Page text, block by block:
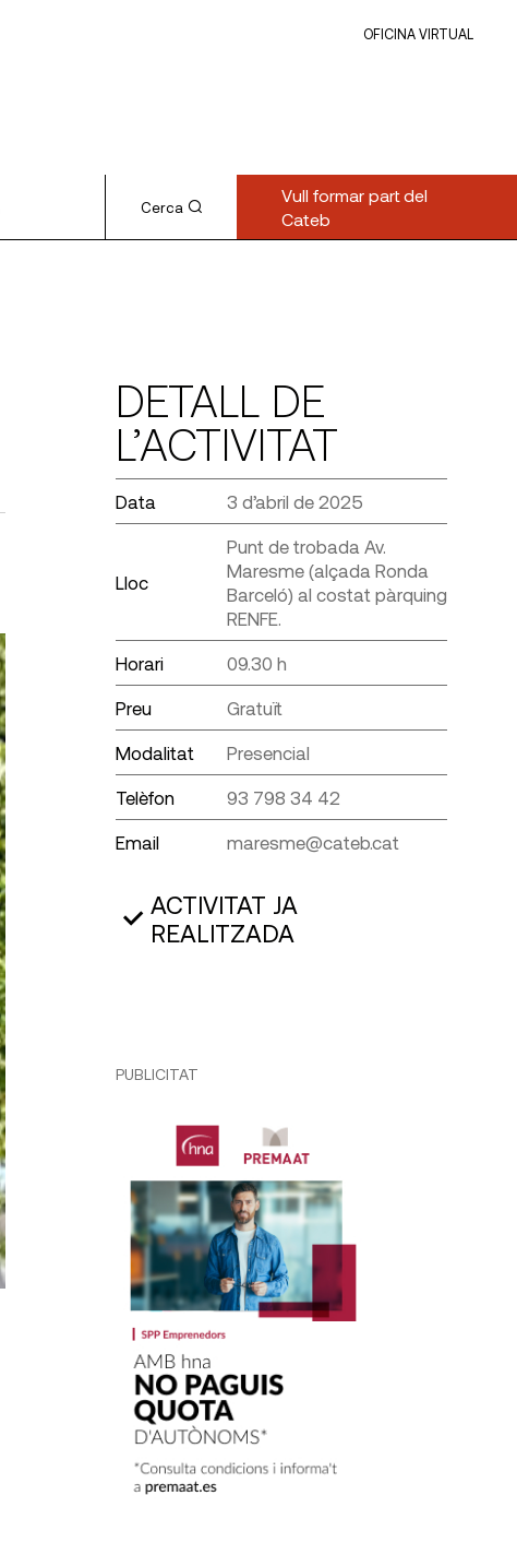
OFICINA VIRTUAL
Cerca
Vull formar part del
Cateb
DETALL DE
L’ACTIVITAT
Data 3 d’abril de 2025
Lloc
Punt de trobada Av.
Maresme (alçada Ronda
Barceló) al costat pàrquing
RENFE.
Horari 09.30 h
Preu Gratuït
Modalitat Presencial
Telèfon 93 798 34 42
Email maresme@cateb.cat
ACTIVITAT JA
REALITZADA
PUBLICITAT